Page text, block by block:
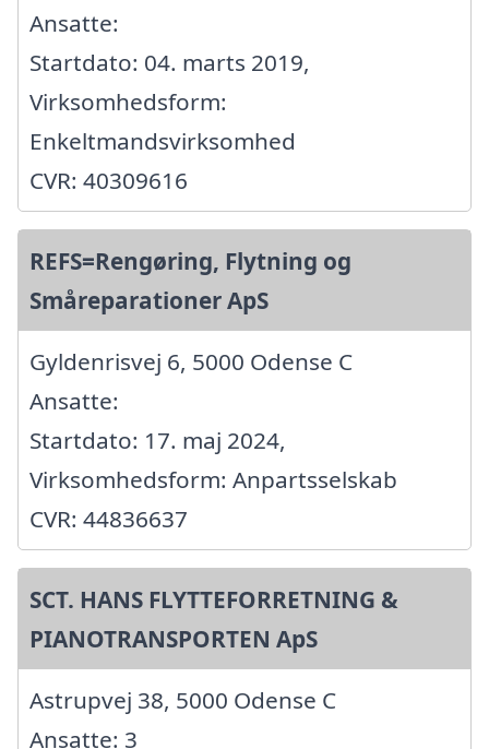
Ansatte:
Startdato: 04. marts 2019,
Virksomhedsform:
Enkeltmandsvirksomhed
CVR: 40309616
REFS=Rengøring, Flytning og
Småreparationer ApS
Gyldenrisvej 6, 5000 Odense C
Ansatte:
Startdato: 17. maj 2024,
Virksomhedsform: Anpartsselskab
CVR: 44836637
SCT. HANS FLYTTEFORRETNING &
PIANOTRANSPORTEN ApS
Astrupvej 38, 5000 Odense C
Ansatte: 3